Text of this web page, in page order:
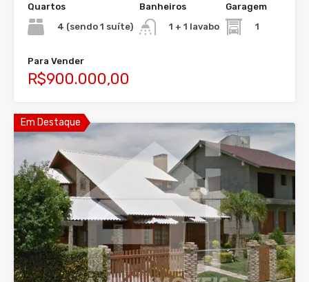
Quartos
4 (sendo 1 suíte)
Banheiros
1 + 1 lavabo
Garagem
1
Para Vender
R$900.000,00
Em Destaque